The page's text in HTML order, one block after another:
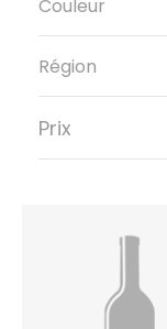
Couleur
Région
Prix